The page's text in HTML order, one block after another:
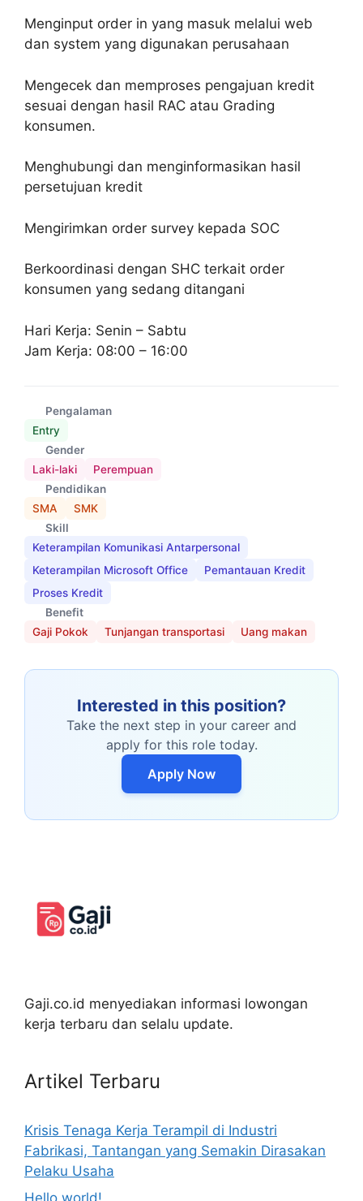
Menginput order in yang masuk melalui web
dan system yang digunakan perusahaan
Mengecek dan memproses pengajuan kredit
sesuai dengan hasil RAC atau Grading
konsumen.
Menghubungi dan menginformasikan hasil
persetujuan kredit
Mengirimkan order survey kepada SOC
Berkoordinasi dengan SHC terkait order
konsumen yang sedang ditangani
Hari Kerja: Senin – Sabtu
Jam Kerja: 08:00 – 16:00
Pengalaman
Entry
Gender
Laki-laki
Perempuan
Pendidikan
SMA
SMK
Skill
Keterampilan Komunikasi Antarpersonal
Keterampilan Microsoft Office
Pemantauan Kredit
Proses Kredit
Benefit
Gaji Pokok
Tunjangan transportasi Uang makan
Interested in this position?
Take the next step in your career and
apply for this role today.
Apply Now
Gaji.co.id menyediakan informasi lowongan
kerja terbaru dan selalu update.
Artikel Terbaru
Krisis Tenaga Kerja Terampil di Industri
Fabrikasi, Tantangan yang Semakin Dirasakan
Pelaku Usaha
Hello world!